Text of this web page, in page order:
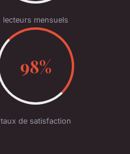
lecteurs mensuels
98%
taux de satisfaction